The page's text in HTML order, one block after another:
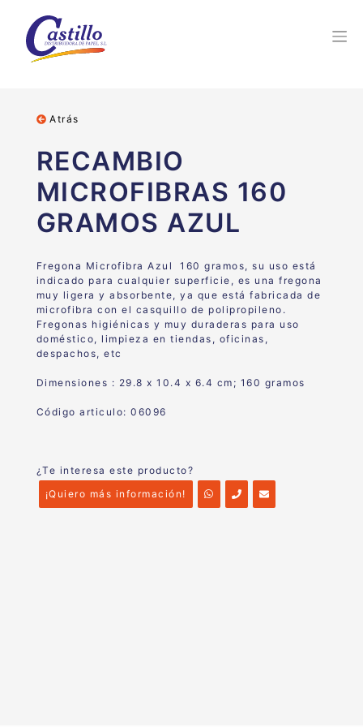
Atrás
RECAMBIO
MICROFIBRAS 160
GRAMOS AZUL
Fregona Microfibra Azul 160 gramos, su uso está
indicado para cualquier superficie, es una fregona
muy ligera y absorbente, ya que está fabricada de
microfibra con el casquillo de polipropileno.
Fregonas higiénicas y muy duraderas para uso
doméstico, limpieza en tiendas, oficinas,
despachos, etc
Dimensiones : 29.8 x 10.4 x 6.4 cm; 160 gramos
Código articulo: 06096
¿Te interesa este producto?
¡Quiero más información!